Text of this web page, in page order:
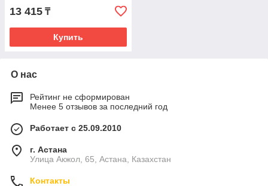
13 415 ₸
Купить
О нас
Рейтинг не сформирован
Менее 5 отзывов за последний год
Работает с 25.09.2010
г. Астана
Улица Акжол, 65, Астана, Казахстан
Контакты